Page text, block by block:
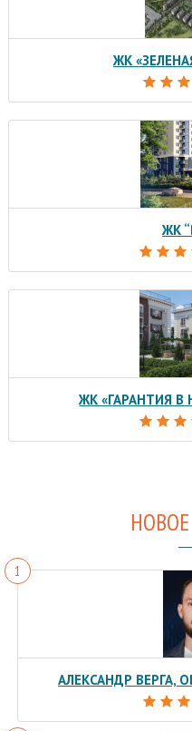
ЖК
ЖК
ЖК «ГАРАНТИЯ В
НОВОЕ
АЛЕКСАНДР ВЕРГА,